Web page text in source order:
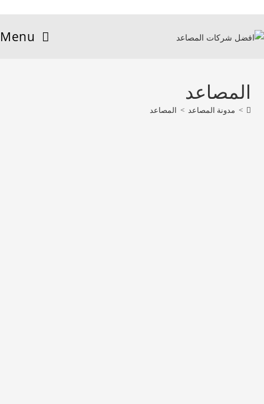
Menu
المصاعد
> مدونة المصاعد > المصاعد